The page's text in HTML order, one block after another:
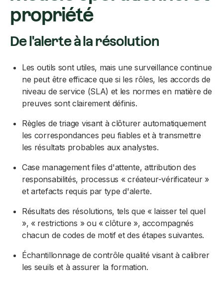
propriété
De l'alerte à la résolution
Les outils sont utiles, mais une surveillance continue
ne peut être efficace que si les rôles, les accords de
niveau de service (SLA) et les normes en matière de
preuves sont clairement définis.
Règles de triage visant à clôturer automatiquement
les correspondances peu fiables et à transmettre
les résultats probables aux analystes.
Case management files d'attente, attribution des
responsabilités, processus « créateur-vérificateur »
et artefacts requis par type d'alerte.
Résultats des résolutions, tels que « laisser tel quel
», « restrictions » ou « clôture », accompagnés
chacun de codes de motif et des étapes suivantes.
Échantillonnage de contrôle qualité visant à calibrer
les seuils et à assurer la formation.